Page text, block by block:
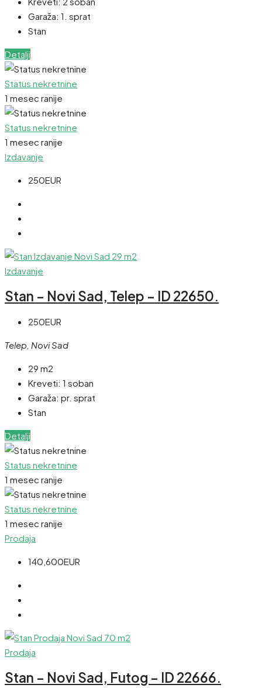
Garaža: 1. sprat
Stan
Detalji
Status nekretnine
1 mesec ranije
Status nekretnine
1 mesec ranije
Izdavanje
250EUR
Izdavanje
Stan – Novi Sad, Telep – ID 22650.
250EUR
Telep, Novi Sad
29 m2
Kreveti: 1 soban
Garaža: pr. sprat
Stan
Detalji
Status nekretnine
1 mesec ranije
Status nekretnine
1 mesec ranije
Prodaja
140,600EUR
Prodaja
Stan – Novi Sad, Futog – ID 22666.